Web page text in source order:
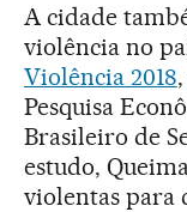
A cidade
violência no
Violência 2018
Pesquisa
Brasileiro de
estudo,
violentas para